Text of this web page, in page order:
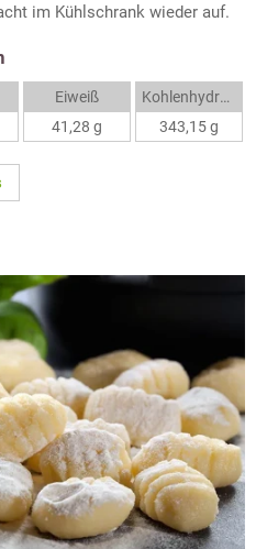
im Kühlschrank wieder auf.
Eiweiß
41,28 g
Kohlenhydrate
343,15 g